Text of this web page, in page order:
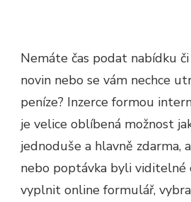
Nemáte čas podat nabídku
novin nebo se vám nechce
peníze? Inzerce formou
je velice oblíbená možnost
jednoduše a hlavně zdarma,
nebo poptávka byli viditelné
vyplnit online formulář,